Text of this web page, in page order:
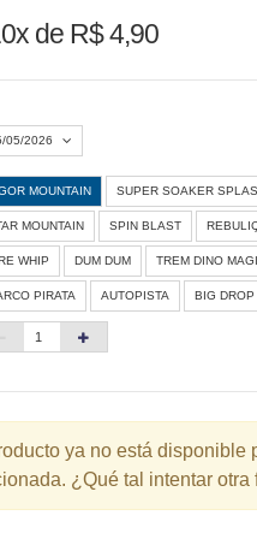
de R$ 4,90
05/2026
Agosto 2026 »
S Q Q S S
1
24 27 28 29
31
MOUNTAIN SUPER SOAKER
MOUNTAIN SPIN BLAST
WHIP DUM DUM TREM DINO
PIRATA AUTOPISTA BIG DROP
ya no está disponible
¿Qué tal intentar otra